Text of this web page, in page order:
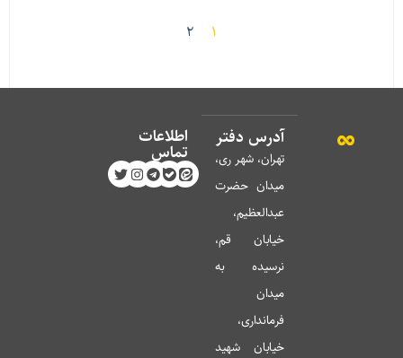
2
آدرس دفتر
تهران، شهر ری،
میدان حضرت
عبدالعظیم،
خیابان قم،
نرسیده به
میدان
فرمانداری،
خیابان شهید
اطلاعات
تماس